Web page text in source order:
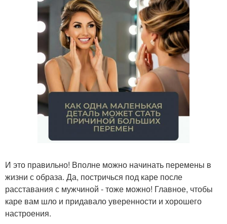
И это правильно! Вполне можно начинать перемены в
жизни с образа. Да, постричься под каре после
расставания с мужчиной - тоже можно! Главное, чтобы
каре вам шло и придавало уверенности и хорошего
настроения.